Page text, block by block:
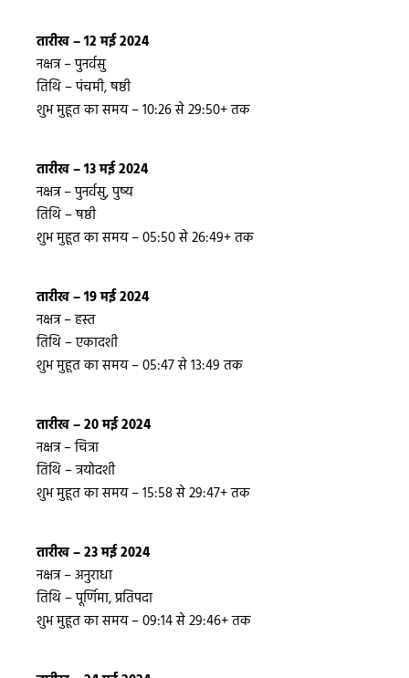
तारीख – 12 मई 2024
नक्षत्र – पुनर्वसु
तिथि – पंचमी, षष्ठी
शुभ मुहूत का समय – 10:26 से 29:50+ तक
तारीख – 13 मई 2024
नक्षत्र – पुनर्वसु, पुष्य
तिथि – षष्ठी
शुभ मुहूत का समय – 05:50 से 26:49+ तक
तारीख – 19 मई 2024
नक्षत्र – हस्त
तिथि – एकादशी
शुभ मुहूत का समय – 05:47 से 13:49 तक
तारीख – 20 मई 2024
नक्षत्र – चित्रा
तिथि – त्रयोदशी
शुभ मुहूत का समय – 15:58 से 29:47+ तक
तारीख – 23 मई 2024
नक्षत्र – अनुराधा
तिथि – पूर्णिमा, प्रतिपदा
शुभ मुहूत का समय – 09:14 से 29:46+ तक